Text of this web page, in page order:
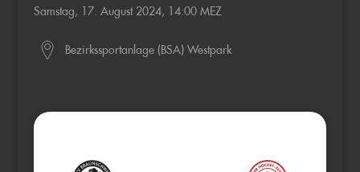
Samstag, 17. August 2024, 14:00 MEZ
Bezirkssportanlage (BSA) Westpark